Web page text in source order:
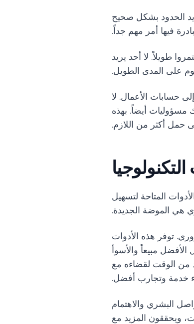
الحدود بشكل صحيح
فيها أمر مهم جداً.
طويلاً. لا أحد يريد
على المدى الطويل.
حسابات الأعمال. لا
مسؤوليات أيضاً. بهذه
حمل أكثر من اللازم.
المتاحة لتسهيل
هي الموضة الجديدة.
توفر هذه الأدوات
مبيعاً والأسوأ
من الوقت لقضاءه مع
خدمة وتجارب أفضل.
البشري والاهتمام
ويحققون المزيد مع